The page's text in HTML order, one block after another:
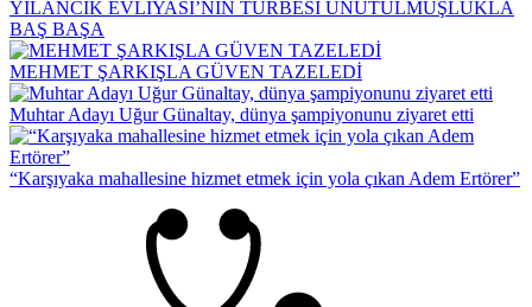
YILANCIK EVLİYASI’NIN TÜRBESİ UNUTULMUŞLUKLA
BAŞ BAŞA
MEHMET ŞARKIŞLA GÜVEN TAZELEDİ
Muhtar Adayı Uğur Günaltay, dünya şampiyonunu ziyaret etti
“Karşıyaka mahallesine hizmet etmek için yola çıkan Adem Ertörer”